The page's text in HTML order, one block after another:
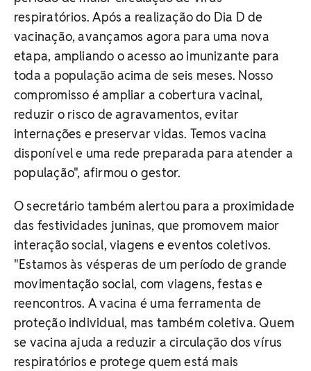
respiratórios. Após a realização do Dia D de
vacinação, avançamos agora para uma nova
etapa, ampliando o acesso ao imunizante para
toda a população acima de seis meses. Nosso
compromisso é ampliar a cobertura vacinal,
reduzir o risco de agravamentos, evitar
internações e preservar vidas. Temos vacina
disponível e uma rede preparada para atender a
população", afirmou o gestor.
O secretário também alertou para a proximidade
das festividades juninas, que promovem maior
interação social, viagens e eventos coletivos.
"Estamos às vésperas de um período de grande
movimentação social, com viagens, festas e
reencontros. A vacina é uma ferramenta de
proteção individual, mas também coletiva. Quem
se vacina ajuda a reduzir a circulação dos vírus
respiratórios e protege quem está mais